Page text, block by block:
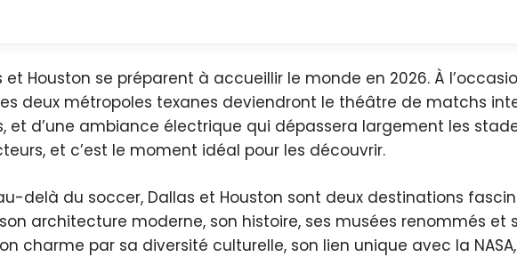
et Houston se préparent à accueillir le monde en 2026. À
deux métropoles texanes deviendront le théâtre de matchs
et d’une ambiance électrique qui dépassera largement les
et c’est le moment idéal pour les découvrir.
delà du soccer, Dallas et Houston sont deux destinations
architecture moderne, son histoire, ses musées renommés et
charme par sa diversité culturelle, son lien unique avec la